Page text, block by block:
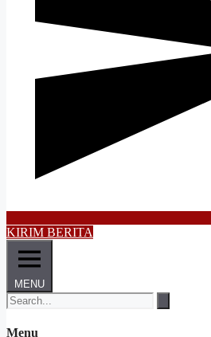
KIRIM BERITA
MENU
Menu